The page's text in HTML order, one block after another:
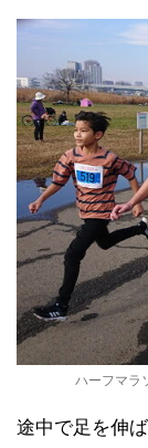
ハーフマラ
途中で足を伸